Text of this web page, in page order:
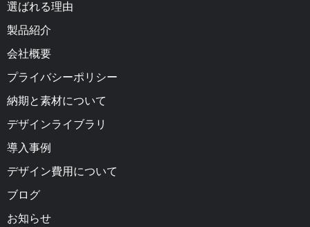
選ばれる理由
製品紹介
会社概要
プライバシーポリシー
納期と素材について
デザインライブラリ
導入事例
デザイン費用について
ブログ
お知らせ